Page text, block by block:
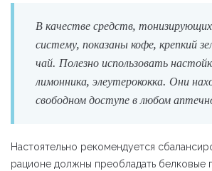
В качестве средств,
систему, показаны кофе, крепкий
чай. Полезно использовать
лимонника, элеутерококка. Они
свободном доступе в любом
Настоятельно рекомендуется
рационе должны преобладать белковые